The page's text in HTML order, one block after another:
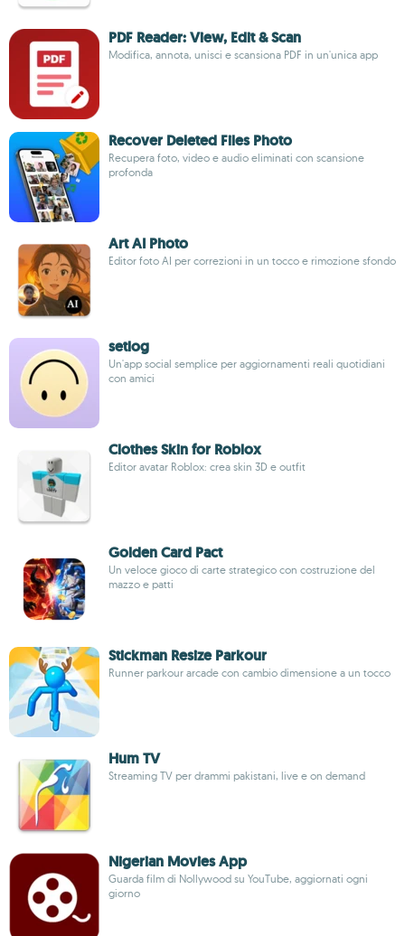
PDF Reader: View, Edit & Scan
Modifica, annota, unisci e scansiona PDF in un'unica app
Recover Deleted Files Photo
Recupera foto, video e audio eliminati con scansione
profonda
Art AI Photo
Editor foto AI per correzioni in un tocco e rimozione sfondo
setlog
Un'app social semplice per aggiornamenti reali quotidiani
con amici
Clothes Skin for Roblox
Editor avatar Roblox: crea skin 3D e outfit
Golden Card Pact
Un veloce gioco di carte strategico con costruzione del
mazzo e patti
Stickman Resize Parkour
Runner parkour arcade con cambio dimensione a un tocco
Hum TV
Streaming TV per drammi pakistani, live e on demand
Nigerian Movies App
Guarda film di Nollywood su YouTube, aggiornati ogni
giorno